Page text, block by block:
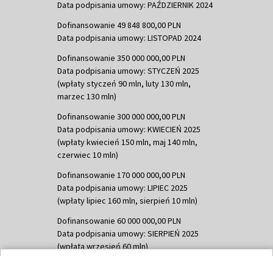
Data podpisania umowy: PAŹDZIERNIK 2024
Dofinansowanie 49 848 800,00 PLN
Data podpisania umowy: LISTOPAD 2024
Dofinansowanie 350 000 000,00 PLN
Data podpisania umowy: STYCZEŃ 2025
(wpłaty styczeń 90 mln, luty 130 mln,
marzec 130 mln)
Dofinansowanie 300 000 000,00 PLN
Data podpisania umowy: KWIECIEŃ 2025
(wpłaty kwiecień 150 mln, maj 140 mln,
czerwiec 10 mln)
Dofinansowanie 170 000 000,00 PLN
Data podpisania umowy: LIPIEC 2025
(wpłaty lipiec 160 mln, sierpień 10 mln)
Dofinansowanie 60 000 000,00 PLN
Data podpisania umowy: SIERPIEŃ 2025
(wpłata wrzesień 60 mln)